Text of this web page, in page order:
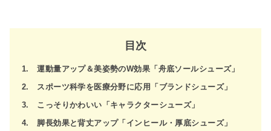
目次
1. 運動量アップ＆美姿勢のW効果「舟底ソールシューズ」
2. スポーツ科学を医療分野に応用「ブランドシューズ」
3. こっそりかわいい「キャラクターシューズ」
4. 脚長効果と背丈アップ「インヒール・厚底シューズ」